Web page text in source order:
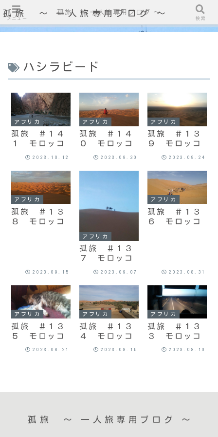
孤旅 〜 一人旅専用ブログ ～
ハシラビード
アフリカ
孤旅 ＃１４
１ モロッコ
2023.10.12
アフリカ
孤旅 ＃１４
０ モロッコ
2023.09.30
アフリカ
孤旅 ＃１３
９ モロッコ
2023.09.24
アフリカ
孤旅 ＃１３
８ モロッコ
2023.09.15
アフリカ
孤旅 ＃１３
７ モロッコ
2023.09.07
アフリカ
孤旅 ＃１３
６ モロッコ
2023.08.31
アフリカ
孤旅 ＃１３
５ モロッコ
2023.08.21
アフリカ
孤旅 ＃１３
４ モロッコ
2023.08.15
アフリカ
孤旅 ＃１３
３ モロッコ
2023.08.10
孤旅 〜 一人旅専用ブログ ～
メニュー
孤旅 〜 一人旅専用ブログ ～
検索